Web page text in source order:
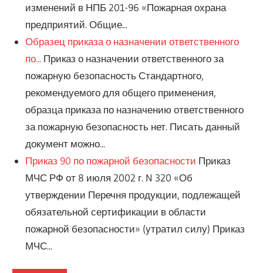
изменений в НПБ 201-96 «Пожарная охрана
предприятий. Общие...
Образец приказа о назначении ответственного
по...Приказ о назначении ответственного за
пожарную безопасность Стандартного,
рекомендуемого для общего применения,
образца приказа по назначению ответственного
за пожарную безопасность нет. Писать данный
документ можно...
Приказ 90 по пожарной безопасности Приказ
МЧС РФ от 8 июля 2002 г. N 320 «Об
утверждении Перечня продукции, подлежащей
обязательной сертификации в области
пожарной безопасности» (утратил силу) Приказ
МЧС...